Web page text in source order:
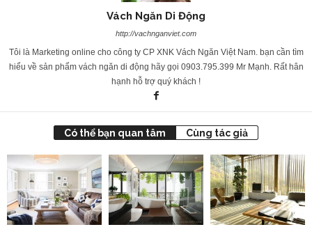
Vách Ngăn Di Động
http://vachnganviet.com
Tôi là Marketing online cho công ty CP XNK Vách Ngăn Việt Nam. bạn cần tìm
hiểu về sản phẩm vách ngăn di động hãy gọi 0903.795.399 Mr Mạnh. Rất hân
hạnh hỗ trợ quý khách !
Có thể bạn quan tâm Cùng tác giả